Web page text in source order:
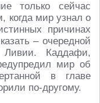
только сейчас
когда мир узнал о
причинах
– очередной
Каддафи,
мир об
в главе
по-другому.